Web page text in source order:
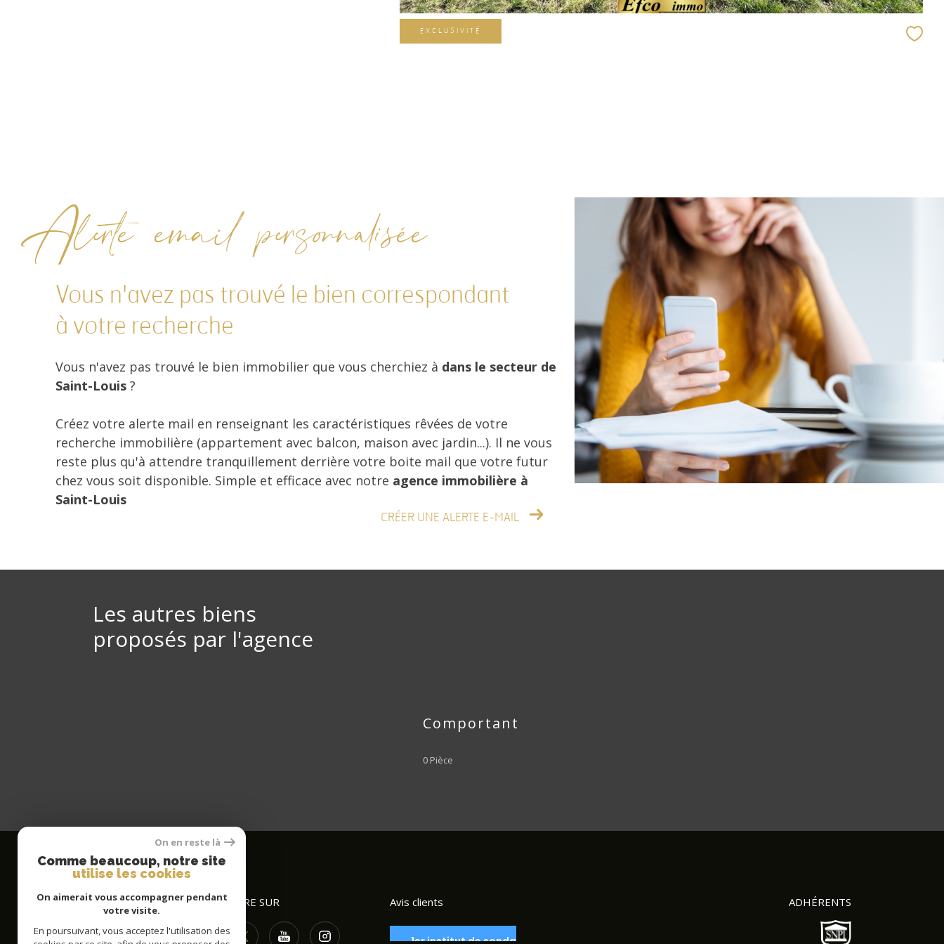
EXCLUSIVITÉ
Alerte email personnalisée
Vous n'avez pas trouvé le bien correspondant
à votre recherche
Vous n'avez pas trouvé le bien immobilier que vous cherchiez à dans le secteur de
Saint-Louis ?
Créez votre alerte mail en renseignant les caractéristiques rêvées de votre
recherche immobilière (appartement avec balcon, maison avec jardin...). Il ne vous
reste plus qu'à attendre tranquillement derrière votre boite mail que votre futur
chez vous soit disponible. Simple et efficace avec notre agence immobilière à
Saint-Louis
CRÉER UNE ALERTE E-MAIL
Les autres biens
proposés par l'agence
Comportant
0 Pièce
EFCO IMMO
03 89 89 90 58
NOUS SUIVRE SUR Avis clients ADHÉRENTS
On en reste là
Comme beaucoup, notre site
utilise les cookies
On aimerait vous accompagner pendant
votre visite.
En poursuivant, vous acceptez l'utilisation des